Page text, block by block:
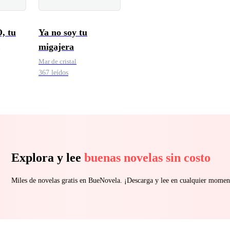
tu
Ya no soy tu
migajera
Mar de cristal
367 leídos
Explora y lee buenas novelas sin costo
Miles de novelas gratis en BueNovela. ¡Descarga y lee en cualquier